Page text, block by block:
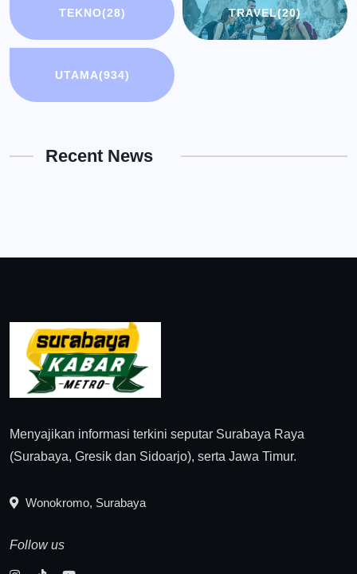
TEKNO(28) TRAVEL(20)
UTAMA(934)
Recent News
Menyajikan informasi terkini seputar Surabaya Raya
(Surabaya, Gresik dan Sidoarjo), serta Jawa Timur.
Wonokromo, Surabaya
Follow us